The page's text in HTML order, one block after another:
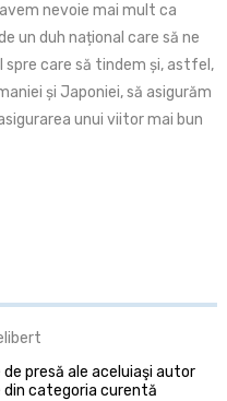
nevoie mai mult ca
un duh național care să ne
care să tindem și, astfel,
și Japoniei, să asigurăm
unui viitor mai bun
presă ale aceluiaşi autor
categoria curentă